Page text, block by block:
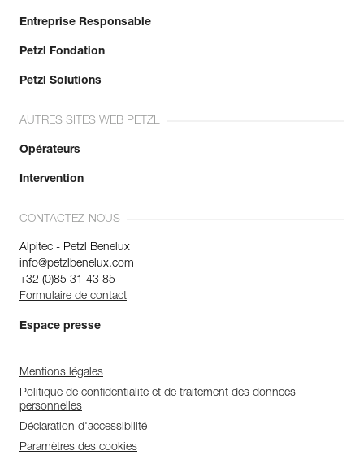
Entreprise Responsable
Petzl Fondation
Petzl Solutions
AUTRES SITES WEB PETZL
Opérateurs
Intervention
CONTACTEZ-NOUS
Alpitec - Petzl Benelux
info@petzlbenelux.com
+32 (0)85 31 43 85
Formulaire de contact
Espace presse
Mentions légales
Politique de confidentialité et de traitement des données
personnelles
Déclaration d'accessibilité
Paramètres des cookies